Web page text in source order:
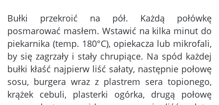
Bułki przekroić na pół. Każdą połówkę
posmarować masłem. Wstawić na kilka minut do
piekarnika (temp. 180°C), opiekacza lub mikrofali,
by się zagrzały i stały chrupiące. Na spód każdej
bułki kłaść najpierw liść sałaty, następnie połowę
sosu, burgera wraz z plastrem sera topionego,
krążek cebuli, plasterki ogórka, drugą połowę